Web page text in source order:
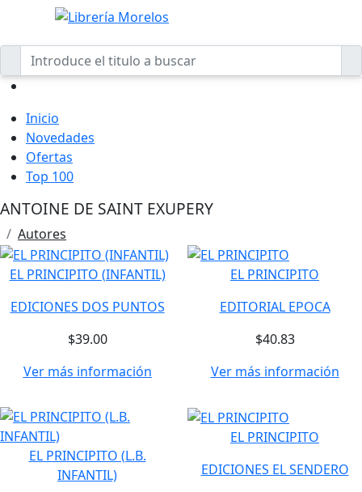
Inicio
Novedades
Ofertas
Top 100
ANTOINE DE SAINT EXUPERY
Autores
EL PRINCIPITO (INFANTIL)
EDICIONES DOS PUNTOS
$39.00
Ver más información
EL PRINCIPITO
EDITORIAL EPOCA
$40.83
Ver más información
EL PRINCIPITO (L.B.
INFANTIL)
EL PRINCIPITO
EDICIONES EL SENDERO